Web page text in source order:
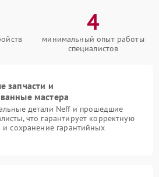
4
минимальный опыт работы
специалистов
запчасти и
мастера
детали Neff и прошедшие
что гарантирует корректную
и сохранение гарантийных